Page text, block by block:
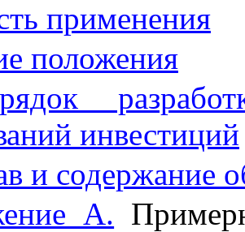
применения
положения
инвестиций
и содержание
А.